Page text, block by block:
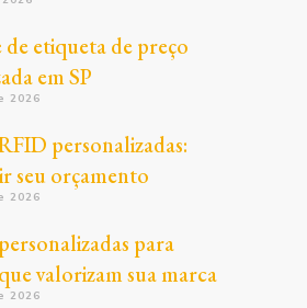
de etiqueta de preço
em SP
2026
personalizadas:
seu orçamento
2026
para
valorizam sua marca
2026